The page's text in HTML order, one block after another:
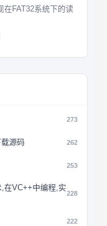
在FAT32系统下的读
273
源码 262
253
在VC++中编程,实
228
222